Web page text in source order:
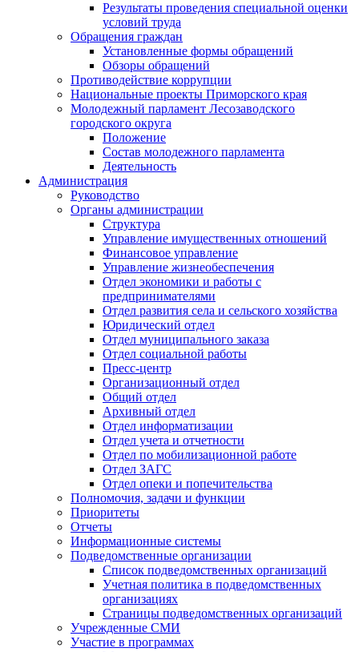
Результаты проведения специальной оценки
условий труда
Обращения граждан
Установленные формы обращений
Обзоры обращений
Противодействие коррупции
Национальные проекты Приморского края
Молодежный парламент Лесозаводского
городского округа
Положение
Состав молодежного парламента
Деятельность
Администрация
Руководство
Органы администрации
Структура
Управление имущественных отношений
Финансовое управление
Управление жизнеобеспечения
Отдел экономики и работы с
предпринимателями
Отдел развития села и сельского хозяйства
Юридический отдел
Отдел муниципального заказа
Отдел социальной работы
Пресс-центр
Организационный отдел
Общий отдел
Архивный отдел
Отдел информатизации
Отдел учета и отчетности
Отдел по мобилизационной работе
Отдел ЗАГС
Отдел опеки и попечительства
Полномочия, задачи и функции
Приоритеты
Отчеты
Информационные системы
Подведомственные организации
Список подведомственных организаций
Учетная политика в подведомственных
организациях
Страницы подведомственных организаций
Учрежденные СМИ
Участие в программах